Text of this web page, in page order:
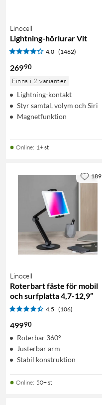
Linocell
Lightning-hörlurar Vit
4.0 (1462)
26990
Finns i 2 varianter
Lightning-kontakt
Styr samtal, volym och Siri
Magnetfunktion
Online: 1+ st
Linocell
Roterbart fäste för mobil
och surfplatta 4,7-12,9”
4.5 (106)
49990
Roterbar 360°
Justerbar arm
Stabil konstruktion
Online: 50+ st
189